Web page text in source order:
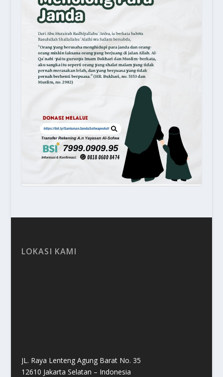
LOKASI KAMI
JL. Raya Lenteng Agung Barat No. 35
12610 Jakarta Selatan – Indonesia